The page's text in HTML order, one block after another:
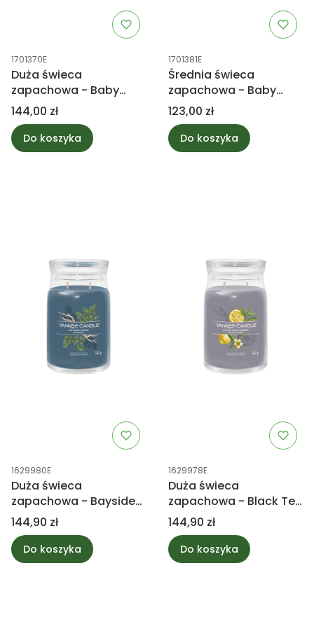
Kod produktu
1701370E
Duża świeca
zapachowa - Baby
powder - Yankee
Candle
Cena
144,00 zł
Do koszyka
Kod produktu
1701381E
Średnia świeca
zapachowa - Baby
Powder - Yankee
Candle
Cena
123,00 zł
Do koszyka
Kod produktu
1629980E
Duża świeca
zapachowa - Bayside
Cedar - Yankee Candle
Cena
144,90 zł
Do koszyka
Kod produktu
1629978E
Duża świeca
zapachowa - Black Tea
& Lemon - Yankee
Candle
Cena
144,90 zł
Do koszyka